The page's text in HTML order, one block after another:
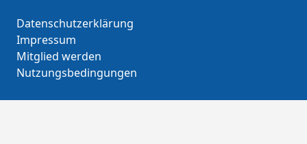
Datenschutzerklärung
Impressum
Mitglied werden
Nutzungsbedingungen